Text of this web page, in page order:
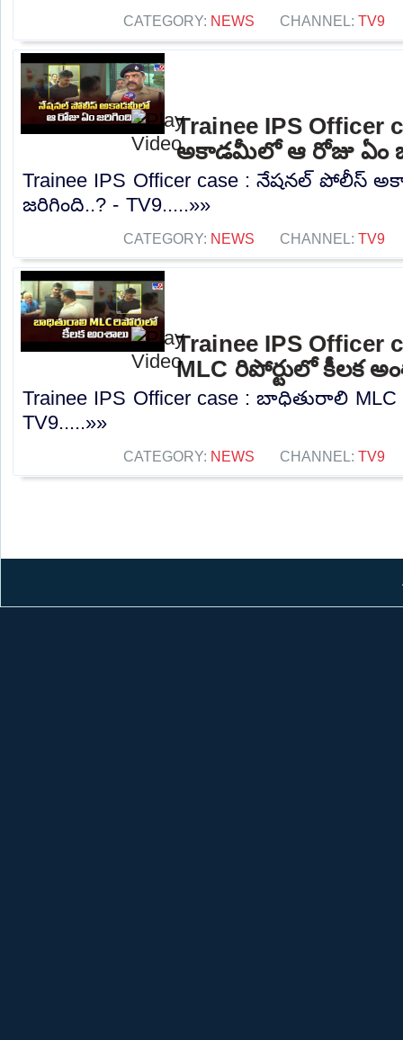
CATEGORY: NEWS CHANNEL: TV9
Trainee IPS
అకాడమీలో ఆ రోజు ఏం
Trainee IPS Officer case : నేషనల్ పోలీస్
జరిగింది..? - TV9.....»»
CATEGORY: NEWS CHANNEL: TV9
Trainee IPS
MLC రిపోర్టులో కీలక
Trainee IPS Officer case : బాధితురాలి
TV9.....»»
CATEGORY: NEWS CHANNEL: TV9